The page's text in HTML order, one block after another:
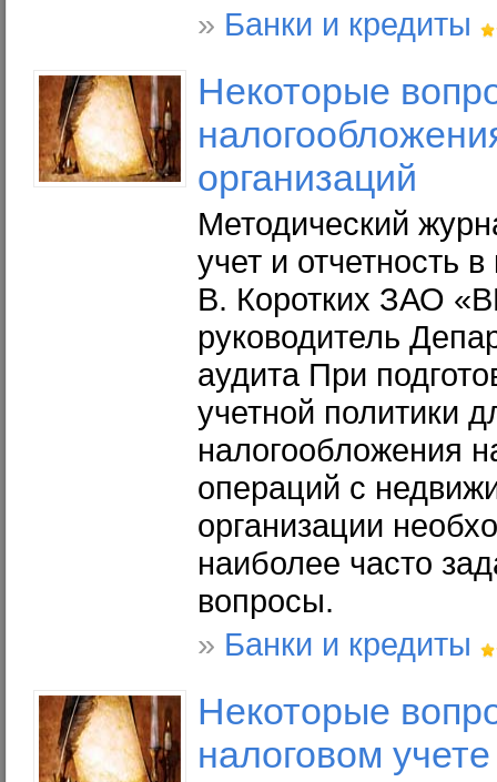
» Банки и кредиты
Некоторые
организаций
Методический
учет и отчетность
В. Коротких ЗАО
руководитель
аудита При
учетной политики
налогообложения
операций с
организации
наиболее часто
вопросы.
» Банки и кредиты
Некоторые
налоговом